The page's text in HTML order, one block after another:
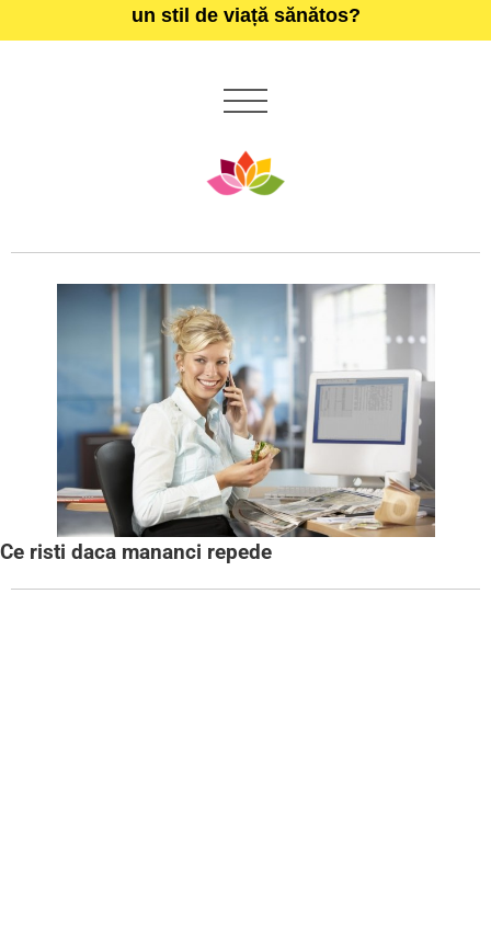
un stil de viață sănătos?
Ce risti daca mananci repede